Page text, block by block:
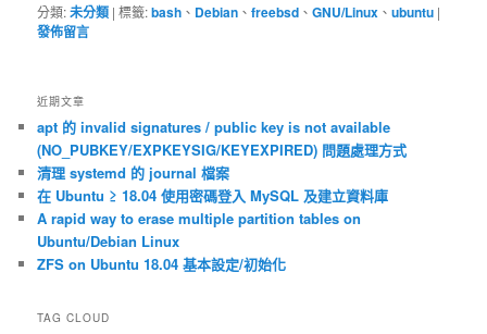
分類:未分類 |標籤:bash 、 Debian 、freebsd 、GNU/Linux 、ubuntu |
發佈留言
近期文章
apt 的 invalid signatures / public key is not available
(NO_PUBKEY/EXPKEYSIG/KEYEXPIRED) 問題處理方式
清理 systemd 的 journal 檔案
在 Ubuntu ≥ 18.04 使用密碼登入 MySQL 及建立資料庫
A rapid way to erase multiple partition tables on
Ubuntu/Debian Linux
ZFS on Ubuntu 18.04 基本設定/初始化
TAG CLOUD